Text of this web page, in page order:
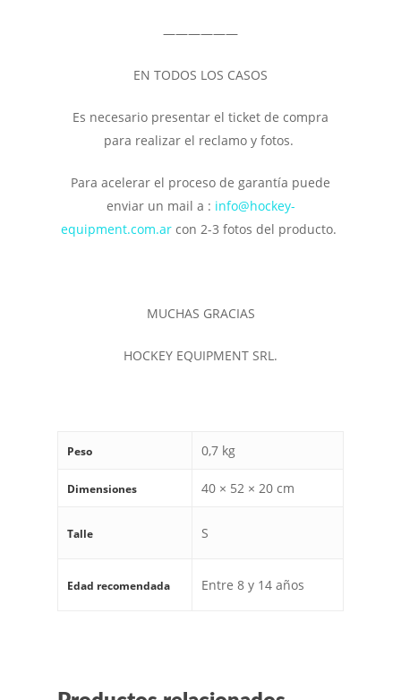
——————
EN TODOS LOS CASOS
Es necesario presentar el ticket de compra
para realizar el reclamo y fotos.
Para acelerar el proceso de garantía puede
enviar un mail a : info@hockey-
equipment.com.ar con 2-3 fotos del producto.
MUCHAS GRACIAS
HOCKEY EQUIPMENT SRL.
Peso 0,7 kg
Dimensiones 40 × 52 × 20 cm
Talle S
Edad recomendada Entre 8 y 14 años